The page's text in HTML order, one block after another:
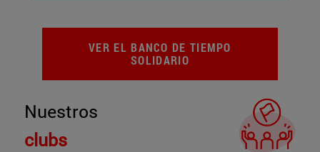
VER EL BANCO DE TIEMPO
SOLIDARIO
Nuestros
clubs